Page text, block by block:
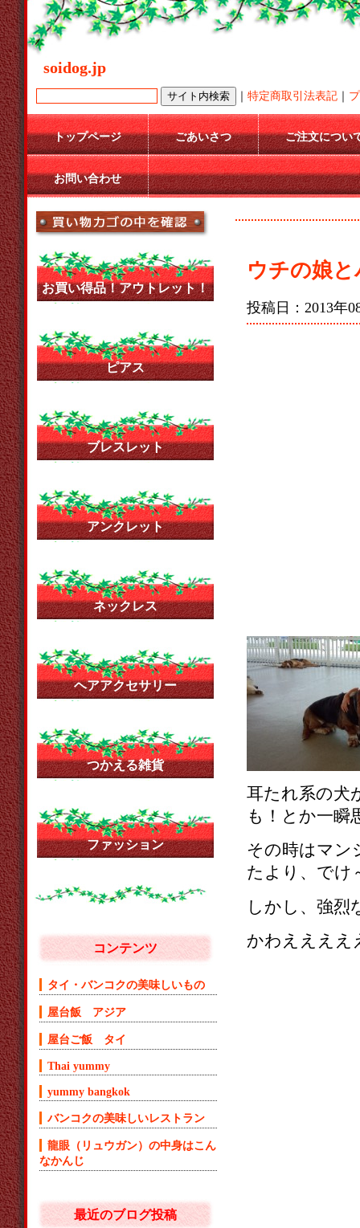
soidog.jp
｜ 特定商取引法表記 ｜
トップページ ごあいさつ ご注文につい
お問い合わせ
ウチの娘
投稿日：2013年
耳たれ系の犬
も！とか一瞬
その時はマン
たより、でけ
しかし、強烈
かわええええ
お買い得品！アウトレット！
ピアス
ブレスレット
アンクレット
ネックレス
ヘアアクセサリー
つかえる雑貨
ファッション
コンテンツ
タイ・バンコクの美味しいもの
屋台飯 アジア
屋台ご飯 タイ
Thai yummy
yummy bangkok
バンコクの美味しいレストラン
龍眼（リュウガン）の中身はこん
なかんじ
最近のブログ投稿